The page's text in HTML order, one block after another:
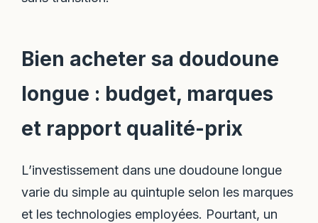
Bien acheter sa doudoune
longue : budget, marques
et rapport qualité-prix
L’investissement dans une doudoune longue
varie du simple au quintuple selon les marques
et les technologies employées. Pourtant, un